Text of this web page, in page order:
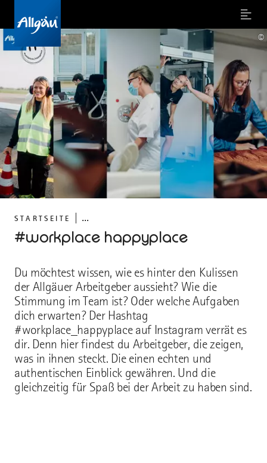
Menu
©
STARTSEITE ...
#workplace happyplace
Du möchtest wissen, wie es hinter den Kulissen
der Allgäuer Arbeitgeber aussieht? Wie die
Stimmung im Team ist? Oder welche Aufgaben
dich erwarten? Der Hashtag
#workplace_happyplace auf Instagram verrät es
dir. Denn hier findest du Arbeitgeber, die zeigen,
was in ihnen steckt. Die einen echten und
authentischen Einblick gewähren. Und die
gleichzeitig für Spaß bei der Arbeit zu haben sind.